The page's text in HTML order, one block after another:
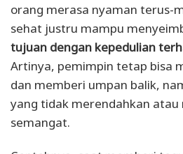
orang merasa nyaman terus-
sehat justru mampu
tujuan dengan kepedulian
Artinya, pemimpin tetap bisa
dan memberi umpan balik,
yang tidak merendahkan
semangat.